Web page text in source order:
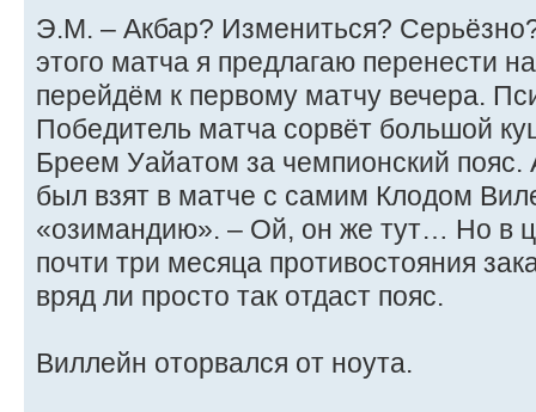
Э.М. – Акбар? Измениться?
этого матча я предлагаю перенести
перейдём к первому матчу вечера.
Победитель матча сорвёт большой
Бреем Уайатом за чемпионский пояс.
был взят в матче с самим Клодом
«озимандию». – Ой, он же тут… Но в
почти три месяца противостояния
вряд ли просто так отдаст пояс.
Виллейн оторвался от ноута.